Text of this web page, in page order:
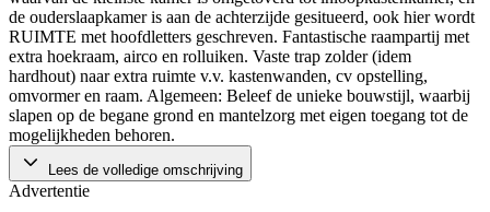
de ouderslaapkamer is aan de achterzijde gesitueerd, ook hier wordt
RUIMTE met hoofdletters geschreven. Fantastische raampartij met
extra hoekraam, airco en rolluiken. Vaste trap zolder (idem
hardhout) naar extra ruimte v.v. kastenwanden, cv opstelling,
omvormer en raam. Algemeen: Beleef de unieke bouwstijl, waarbij
slapen op de begane grond en mantelzorg met eigen toegang tot de
mogelijkheden behoren.
Lees de volledige omschrijving
Advertentie